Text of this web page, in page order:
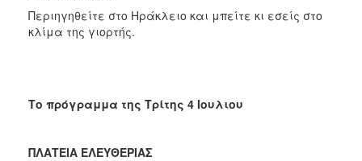
Περιηγηθείτε στο Ηράκλειο και μπείτε κι εσείς στο
κλίμα της γιορτής.
Το πρόγραμμα της Τρίτης 4 Ιουλιου
ΠΛΑΤΕΙΑ ΕΛΕΥΘΕΡΙΑΣ